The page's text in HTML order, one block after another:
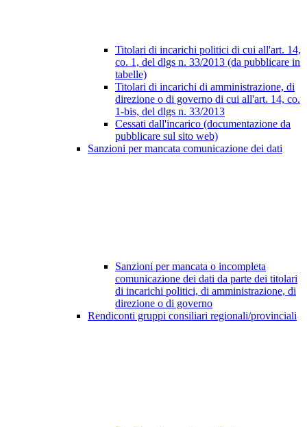
Titolari di incarichi politici di cui all'art. 14,
co. 1, del dlgs n. 33/2013 (da pubblicare in
tabelle)
Titolari di incarichi di amministrazione, di
direzione o di governo di cui all'art. 14, co.
1-bis, del dlgs n. 33/2013
Cessati dall'incarico (documentazione da
pubblicare sul sito web)
Sanzioni per mancata comunicazione dei dati
Sanzioni per mancata o incompleta
comunicazione dei dati da parte dei titolari
di incarichi politici, di amministrazione, di
direzione o di governo
Rendiconti gruppi consiliari regionali/provinciali